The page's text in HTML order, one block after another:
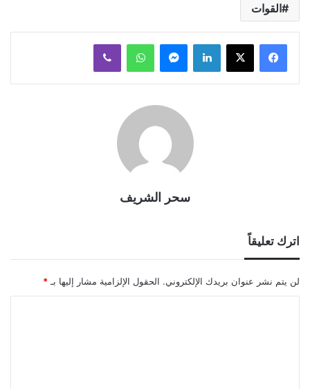
القوات
لينكدإن ماسنجر واتساب ڤايبر
سحر الشريف
اترك تعليقاً
لن يتم نشر عنوان بريدك الإلكتروني. الحقول الإلزامية مشار إليها بـ *